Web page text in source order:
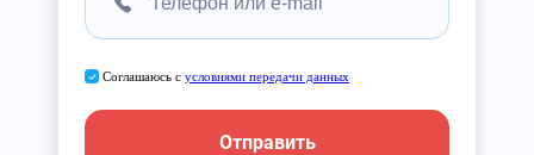
Соглашаюсь с условиями передачи данных
Отправить